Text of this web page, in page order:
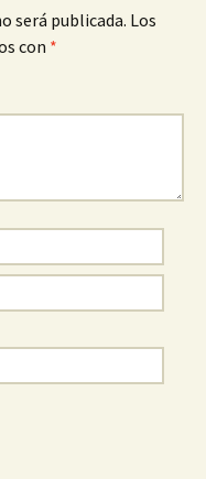
será publicada. Los
con *